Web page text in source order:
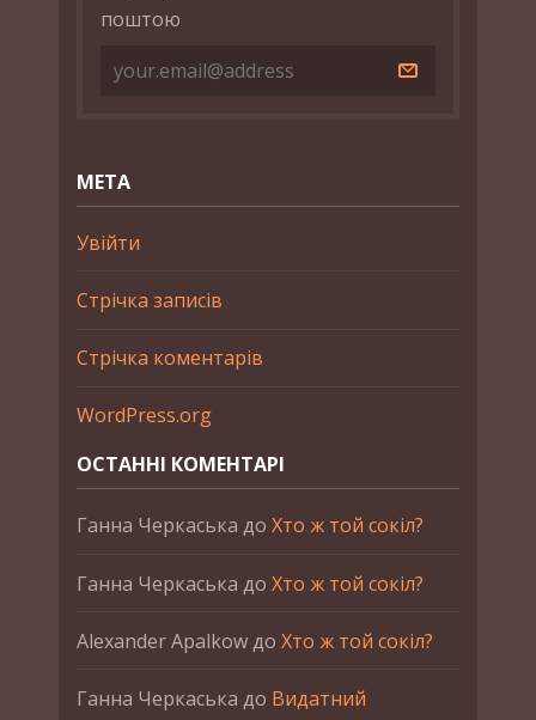
поштою
МЕТА
Увійти
Стрічка записів
Стрічка коментарів
WordPress.org
ОСТАННІ КОМЕНТАРІ
Ганна Черкаська до Хто ж той сокіл?
Ганна Черкаська до Хто ж той сокіл?
Alexander Apalkowдо Хто ж той сокіл?
Ганна Черкаська до Видатний